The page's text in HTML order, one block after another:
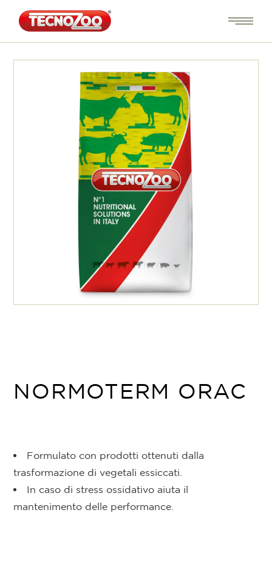
NORMOTERM ORAC
Formulato con prodotti ottenuti dalla
trasformazione di vegetali essiccati.
In caso di stress ossidativo aiuta il
mantenimento delle performance.